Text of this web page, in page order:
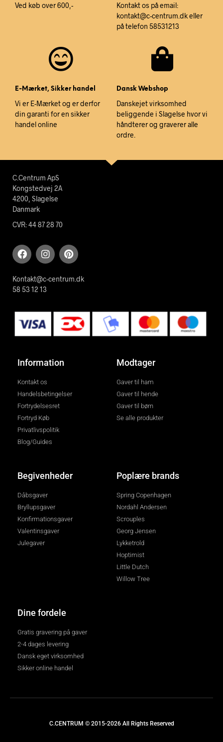
Ved køb over 600,-
Kontakt os på email:
kontakt@c-centrum.dk eller
på telefon 58531213
E-Mærket, Sikker handel
Vi er E-Mærket og er derfor
din garanti for en sikker
handel online
Dansk Webshop
Danskejet virksomhed
beliggende i Slagelse hvor vi
håndterer og graverer alle
ordre.
C.Centrum ApS
Kongstedvej 2A
4200, Slagelse
Danmark
CVR: 44 87 28 70
Kontakt@c-centrum.dk
58 53 12 13
Information
Kontakt os
Handelsbetingelser
Fortrydelsesret
Fortryd Køb
Privatlivspolitik
Blog/Guides
Modtager
Gaver til ham
Gaver til hende
Gaver til børn
Se alle produkter
Begivenheder
Dåbsgaver
Bryllupsgaver
Konfirmationsgaver
Valentinsgaver
Julegaver
Poplære brands
Spring Copenhagen
Nordahl Andersen
Scrouples
Georg Jensen
Lykketrold
Hoptimist
Little Dutch
Willow Tree
Dine fordele
Gratis gravering på gaver
2-4 dages levering
Dansk eget virksomhed
Sikker online handel
C.CENTRUM © 2015-2026 All Rights Reserved